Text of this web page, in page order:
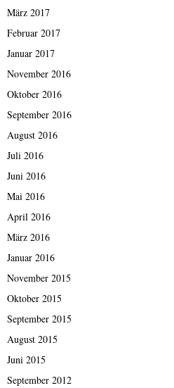
März 2017
Februar 2017
Januar 2017
November 2016
Oktober 2016
September 2016
August 2016
Juli 2016
Juni 2016
Mai 2016
April 2016
März 2016
Januar 2016
November 2015
Oktober 2015
September 2015
August 2015
Juni 2015
September 2012